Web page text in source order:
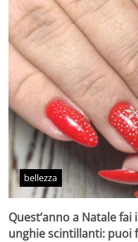
bellezza
Quest’anno a Natale
unghie scintillanti: puoi